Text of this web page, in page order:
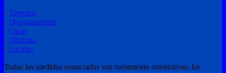
· Terrenos
· Departamentos
· Casas
· Oficinas
· Locales
Todas las medidas enunciadas son meramente orientativas, las